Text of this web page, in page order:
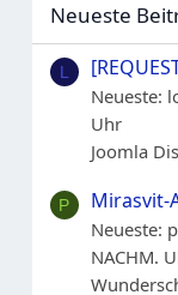
Neueste
L
Neueste:
Uhr
Joomla
P Mirasvit-
Neueste:
NACHM.